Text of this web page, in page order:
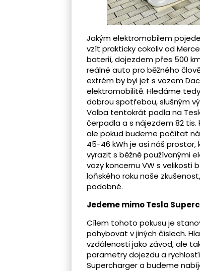
Jakým elektromobilem
vzít prakticky cokoliv od
baterií, dojezdem přes 500
reálné auto pro běžného
extrém by byl jet s vozem
elektromobilitě. Hledáme
dobrou spotřebou, slušným
Volba tentokrát padla na
čerpadla a s nájezdem 82
ale pokud budeme počítat
45-46 kWh je asi náš
vyrazit s běžně používanými
vozy koncernu VW s velikosti
loňského roku naše
podobné.
Jedeme mimo Tesla
Cílem tohoto pokusu je
pohybovat v jiných číslech.
vzdálenosti jako závod, ale
parametry dojezdu a
Supercharger a budeme